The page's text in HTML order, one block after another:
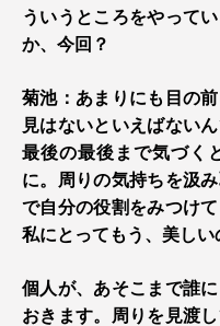
ういうところをやって
か、今回？
菊池：あまりにも目の
見はないといえばない
最後の最後まで気づく
に。周りの気持ちを汲
で自分の役割をみつけ
私にとってもう、美しい
個人が、あそこまで誰
おきます。周りを見渡